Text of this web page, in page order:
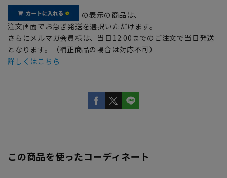
の表示の商品は、
注文画面でお急ぎ発送を選択いただけます。
さらにメルマガ会員様は、当日12:00までのご注文で当日発送
となります。（補正商品の場合は対応不可）
詳しくはこちら
この商品を使ったコーディネート